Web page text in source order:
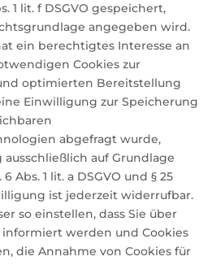
1 lit. f DSGVO gespeichert,
angegeben wird.
ein berechtigtes Interesse an
Cookies zur
optimierten Bereitstellung
Einwilligung zur Speicherung
abgefragt wurde,
auf Grundlage
Abs. 1 lit. a DSGVO und § 25
ist jederzeit widerrufbar.
so einstellen, dass Sie über
informiert werden und Cookies
die Annahme von Cookies für